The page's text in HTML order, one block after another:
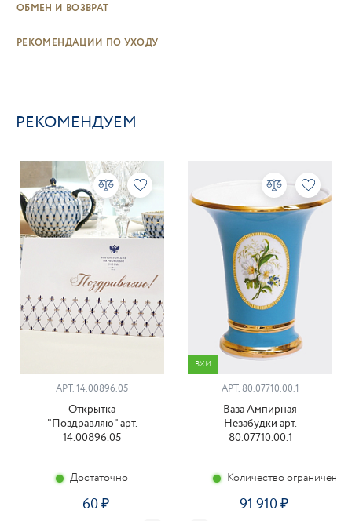
ОБМЕН И ВОЗВРАТ
РЕКОМЕНДАЦИИ ПО УХОДУ
РЕКОМЕНДУЕМ
АРТ. 14.00896.05
Открытка
"Поздравляю" арт.
14.00896.05
Достаточно
60
ВХИ
АРТ. 80.07710.00.1
Ваза Ампирная
Незабудки арт.
80.07710.00.1
Количество ограничено
91 910